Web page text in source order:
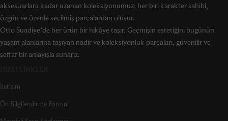
aksesuarlara kadar uzanan koleksiyonumuz; her biri karakter sahibi,
özgün ve özenle seçilmiş parçalardan oluşur.
Otto Suadiye’de her ürün bir hikâye taşır. Geçmişin estetiğini bugünün
yaşam alanlarına taşıyan nadir ve koleksiyonluk parçaları, güvenilir ve
şeffaf bir anlayışla sunarız.
İletişim
Ön Bilgilendirme Formu